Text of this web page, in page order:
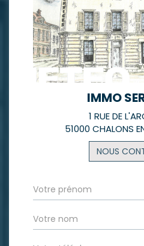
IMMO
1 RUE DE
51000 CHALONS
NOUS